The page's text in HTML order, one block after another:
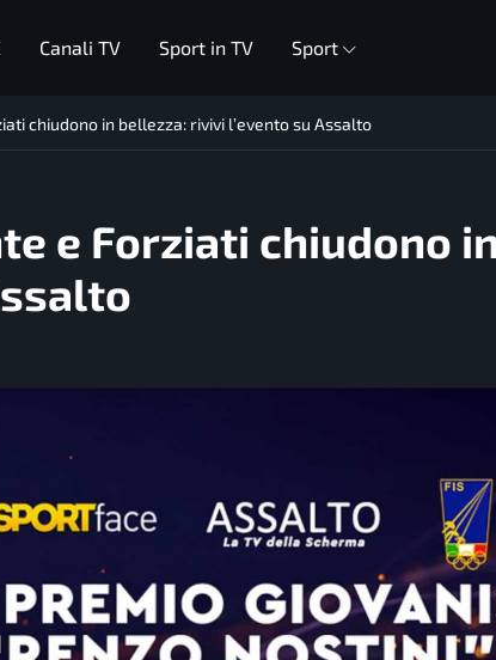
Canali TV Sport in TV Sport
chiudono in bellezza: rivivi l’evento su Assalto
e Forziati chiudono